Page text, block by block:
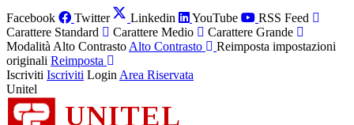
Facebook Twitter Linkedin YouTube
RSS Feed
Carattere Standard
Carattere Medio
Carattere Grande
Modalità Alto Contrasto Alto Contrasto
Reimposta impostazioni
originali Reimposta
Iscriviti Iscriviti Login Area Riservata
Unitel